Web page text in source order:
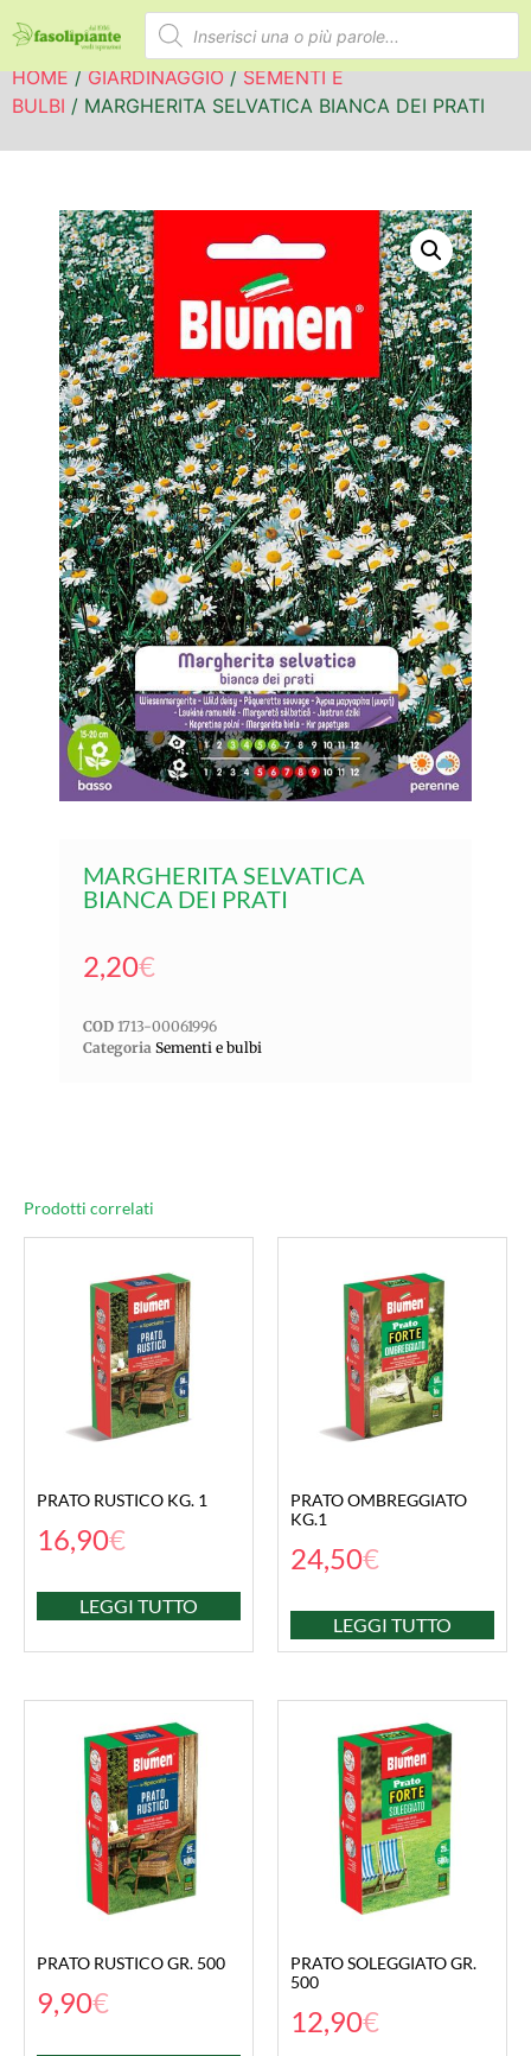
HOME/GIARDINAGGIO/SEMENTI E
BULBI / MARGHERITA SELVATICA BIANCA DEI PRATI
MARGHERITA SELVATICA
BIANCA DEI PRATI
2,20€
COD 1713-00061996
Categoria Sementi e bulbi
Prodotti correlati
PRATO RUSTICO KG. 1
16,90€
LEGGI TUTTO
PRATO OMBREGGIATO
KG.1
24,50€
LEGGI TUTTO
PRATO RUSTICO GR. 500
9,90€
PRATO SOLEGGIATO GR.
500
12,90€